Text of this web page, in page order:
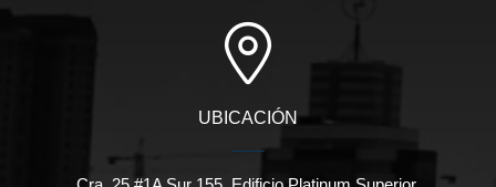
UBICACIÓN